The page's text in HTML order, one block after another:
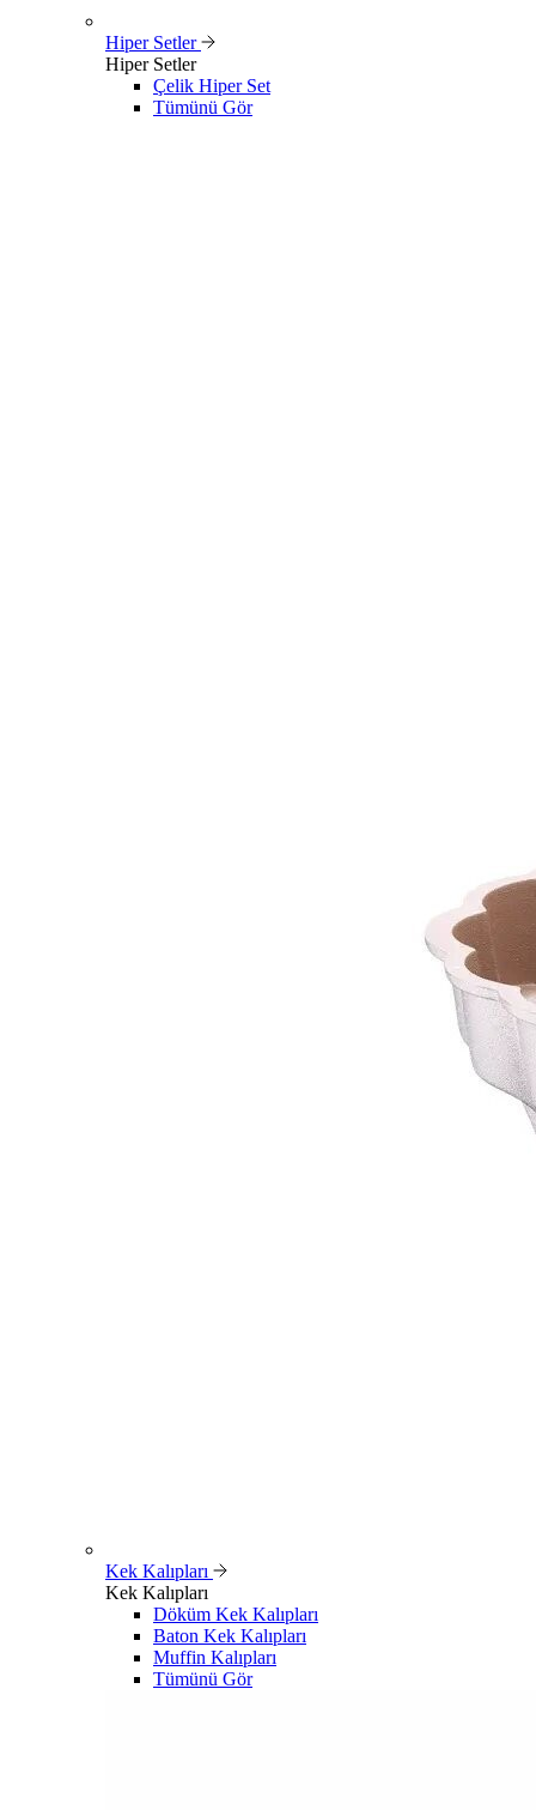
Hiper Setler
Hiper Setler
Çelik Hiper Set
Tümünü Gör
Kek Kalıpları
Kek Kalıpları
Döküm Kek Kalıpları
Baton Kek Kalıpları
Muffin Kalıpları
Tümünü Gör